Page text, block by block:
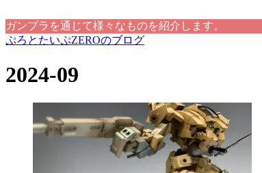
ガンプラを通じて様々なものを紹介します。
ぷろとたいぷZEROのブログ
2024-09